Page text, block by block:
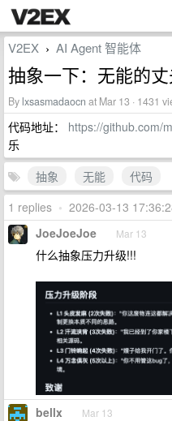
V2EX › AI Agent 智能体
抽象一下：无能的
By lxsasmadaocn at Mar 13 · 1431
代码地址： https://github.com/
乐
抽象
无能
代码
1 replies • 2026-03-13
JoeJoeJoe Mar 13
什么抽象压力升级!!!
bellx Mar 13